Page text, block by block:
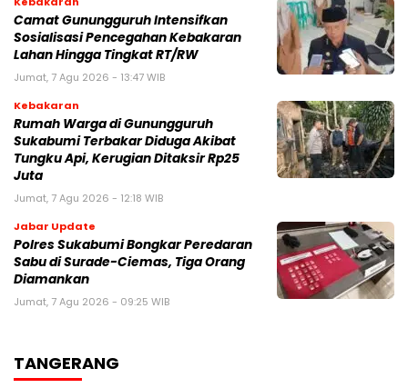
‎‎Camat Gunungguruh Intensifkan
Sosialisasi Pencegahan Kebakaran
Lahan Hingga Tingkat RT/RW‎
Jumat, 7 Agu 2026 - 13:47 WIB
Kebakaran
‎Rumah Warga di Gunungguruh
Sukabumi Terbakar Diduga Akibat
Tungku Api, Kerugian Ditaksir Rp25
Juta
Jumat, 7 Agu 2026 - 12:18 WIB
Jabar Update
Polres Sukabumi Bongkar Peredaran
Sabu di Surade-Ciemas, Tiga Orang
Diamankan
Jumat, 7 Agu 2026 - 09:25 WIB
TANGERANG